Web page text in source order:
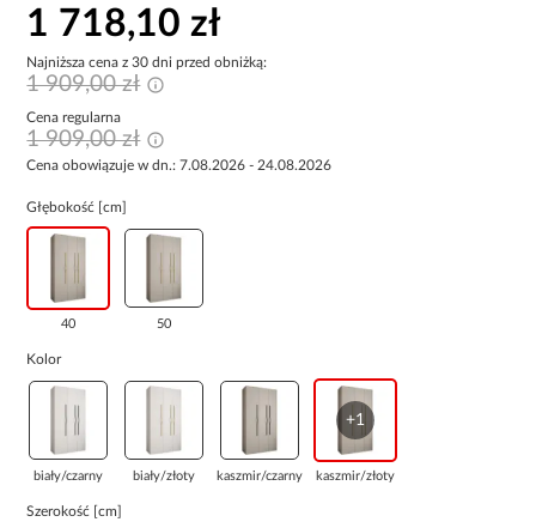
1 718,10 zł
Najniższa cena z 30 dni przed obniżką:
1 909,00 zł
Cena regularna
1 909,00 zł
Cena obowiązuje w dn.: 7.08.2026 - 24.08.2026
Głębokość [cm]
40 50
Kolor
biały/czarny biały/złoty kaszmir/czarny
+1
kaszmir/złoty
Szerokość [cm]